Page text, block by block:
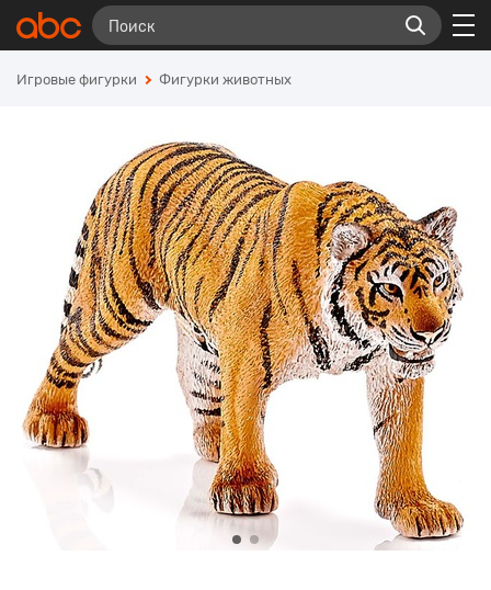
Игровые фигурки Фигурки животных